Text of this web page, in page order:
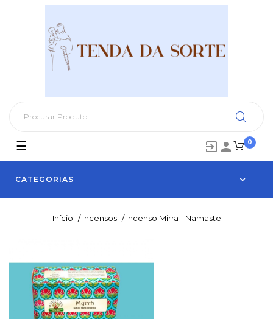
0
 
CATEGORIAS
Toggle
navigation
☰
Início / Incensos / Incenso Mirra - Namaste